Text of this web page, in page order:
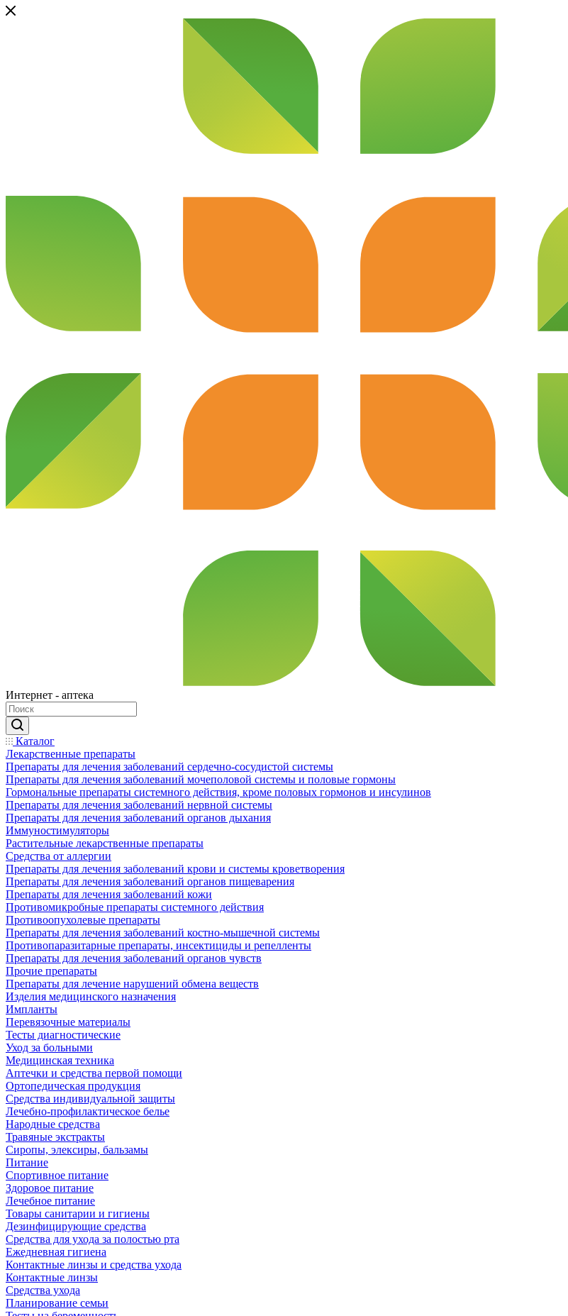
Интернет - аптека
Каталог
Лекарственные препараты
Препараты для лечения заболеваний сердечно-сосудистой системы
Препараты для лечения заболеваний мочеполовой системы и половые гормоны
Гормональные препараты системного действия, кроме половых гормонов и инсулинов
Препараты для лечения заболеваний нервной системы
Препараты для лечения заболеваний органов дыхания
Иммуностимуляторы
Растительные лекарственные препараты
Средства от аллергии
Препараты для лечения заболеваний крови и системы кроветворения
Препараты для лечения заболеваний органов пищеварения
Препараты для лечения заболеваний кожи
Противомикробные препараты системного действия
Противоопухолевые препараты
Препараты для лечения заболеваний костно-мышечной системы
Противопаразитарные препараты, инсектициды и репелленты
Препараты для лечения заболеваний органов чувств
Прочие препараты
Препараты для лечение нарушений обмена веществ
Изделия медицинского назначения
Импланты
Перевязочные материалы
Тесты диагностические
Уход за больными
Медицинская техника
Аптечки и средства первой помощи
Ортопедическая продукция
Средства индивидуальной защиты
Лечебно-профилактическое белье
Народные средства
Травяные экстракты
Сиропы, элексиры, бальзамы
Питание
Спортивное питание
Здоровое питание
Лечебное питание
Товары санитарии и гигиены
Дезинфицирующие средства
Средства для ухода за полостью рта
Ежедневная гигиена
Контактные линзы и средства ухода
Контактные линзы
Средства ухода
Планирование семьи